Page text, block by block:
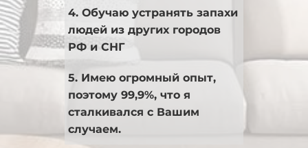
4. Обучаю устранять запахи
людей из других городов
РФ и СНГ
5. Имею огромный опыт,
поэтому 99,9%, что я
сталкивался с Вашим
случаем.